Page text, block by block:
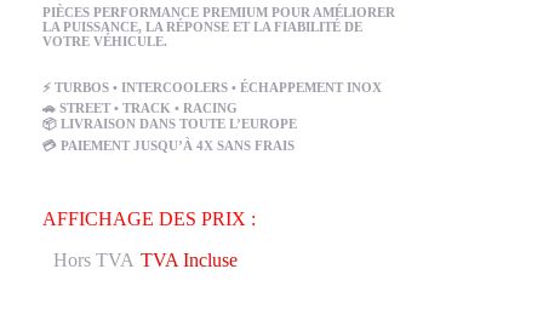
PIÈCES PERFORMANCE PREMIUM POUR AMÉLIORER
LA PUISSANCE, LA RÉPONSE ET LA FIABILITÉ DE
VOTRE VÉHICULE.
⚡ TURBOS • INTERCOOLERS • ÉCHAPPEMENT INOX
🚗 STREET • TRACK • RACING
📦 LIVRAISON DANS TOUTE L’EUROPE
💳 PAIEMENT JUSQU’À 4X SANS FRAIS
AFFICHAGE DES PRIX :
Hors TVA TVA Incluse